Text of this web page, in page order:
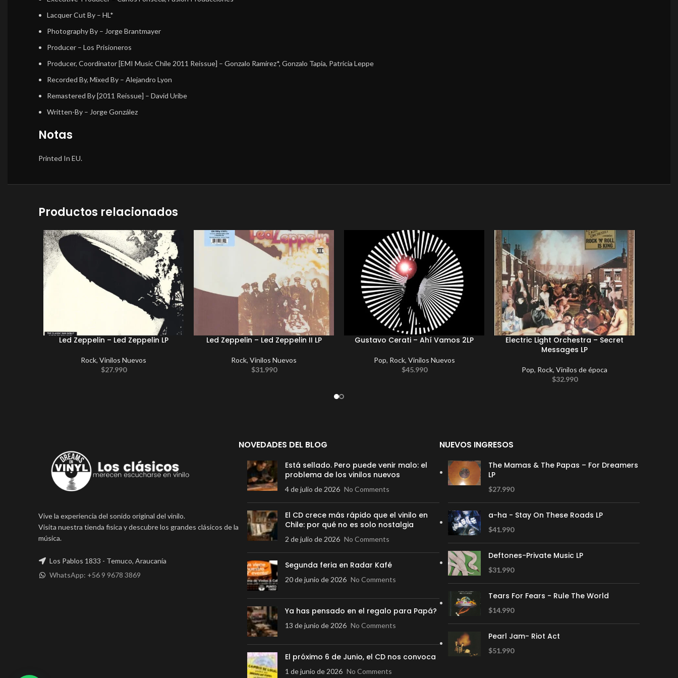
Lacquer Cut By – HL*
Photography By – Jorge Brantmayer
Producer – Los Prisioneros
Producer, Coordinator [EMI Music Chile 2011 Reissue] – Gonzalo Ramírez*, Gonzalo Tapia, Patricia Leppe
Recorded By, Mixed By – Alejandro Lyon
Remastered By [2011 Reissue] – David Uribe
Written-By – Jorge González
Notas
Printed In EU.
Productos relacionados
Led Zeppelin – Led Zeppelin LP
Rock, Vinilos Nuevos
$27.990
Led Zeppelin – Led Zeppelin II LP
Rock, Vinilos Nuevos
$31.990
Gustavo Cerati – Ahí Vamos 2LP
Pop, Rock, Vinilos Nuevos
$45.990
Electric Light Orchestra – Secret
Messages LP
Pop, Rock, Vinilos de época
$32.990
Vive la experiencia del sonido original del vinilo.
Visita nuestra tienda fisica y descubre los grandes clásicos de la
música.
Los Pablos 1833 - Temuco, Araucanía
WhatsApp: +56 9 9678 3869
NOVEDADES DEL BLOG
Está sellado. Pero puede venir malo: el
problema de los vinilos nuevos
4 de julio de 2026 No Comments
El CD crece más rápido que el vinilo en
Chile: por qué no es solo nostalgia
2 de julio de 2026 No Comments
Segunda feria en Radar Kafé
20 de junio de 2026 No Comments
Ya has pensado en el regalo para Papá?
13 de junio de 2026 No Comments
El próximo 6 de Junio, el CD nos convoca
1 de junio de 2026 No Comments
NUEVOS INGRESOS
The Mamas & The Papas – For Dreamers
LP
$27.990
a-ha - Stay On These Roads LP
$41.990
Deftones-Private Music LP
$31.990
Tears For Fears - Rule The World
$14.990
Pearl Jam- Riot Act
$51.990